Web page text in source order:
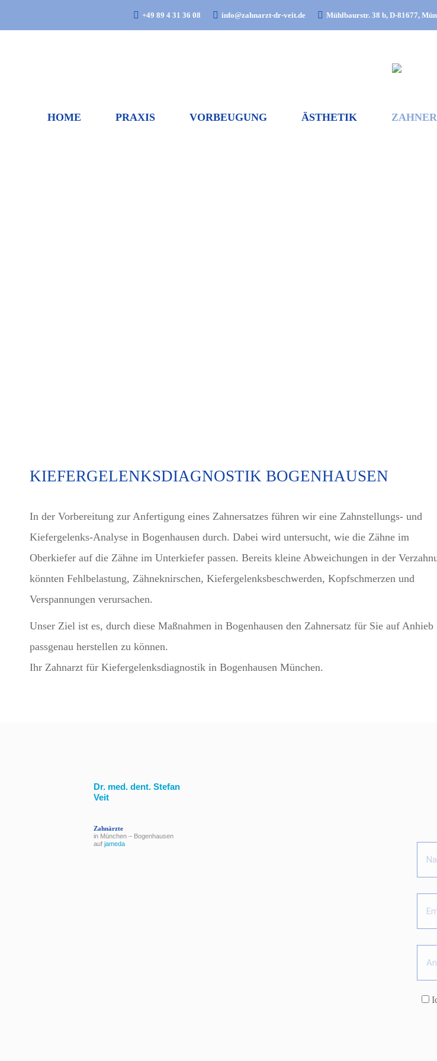
+49 89 4 31 36 08 info@zahnarzt-dr-veit.de Mühlbaurstr. 38 b, D-81677,
HOME PRAXIS VORBEUGUNG ÄSTHETIK
KIEFERGELENKSDIAGNOSTIK BOGENHAUSEN
In der Vorbereitung zur Anfertigung eines Zahnersatzes führen wir eine Zahnstellungs- und
Kiefergelenks-Analyse in Bogenhausen durch. Dabei wird untersucht, wie die Zähne im
Oberkiefer auf die Zähne im Unterkiefer passen. Bereits kleine Abweichungen in der
könnten Fehlbelastung, Zähneknirschen, Kiefergelenksbeschwerden, Kopfschmerzen und
Verspannungen verursachen.
Unser Ziel ist es, durch diese Maßnahmen in Bogenhausen den Zahnersatz für Sie auf Anhieb
passgenau herstellen zu können.
Ihr Zahnarzt für Kiefergelenksdiagnostik in Bogenhausen München.
Dr. med. dent. Stefan
Veit
Zahnärzte
in München – Bogenhausen
auf jameda